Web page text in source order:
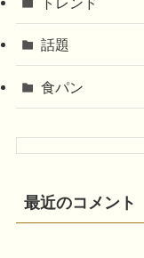
話題
食パン
最近のコメント